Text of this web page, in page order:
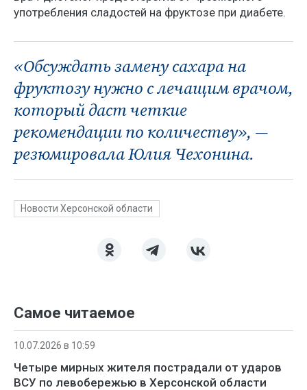
употребления сладостей на фруктозе при диабете.
«Обсуждать замену сахара на
фруктозу нужно с лечащим врачом,
который даст четкие
рекомендации по количеству», —
резюмировала Юлия Чехонина.
Новости Херсонской области
Самое читаемое
10.07.2026 в 10:59
Четыре мирных жителя пострадали от ударов
ВСУ по левобережью в Херсонской области